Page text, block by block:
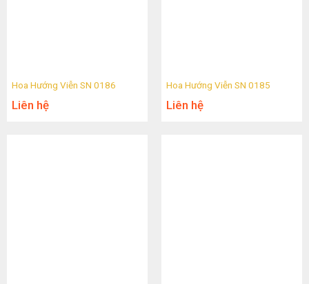
Hoa Hướng Viễn SN 0186
Liên hệ
Hoa Hướng Viễn SN 0185
Liên hệ